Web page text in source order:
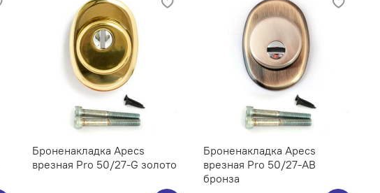
Броненакладка Apecs
врезная Pro 50/27-G золото
Броненакладка Apecs
врезная Pro 50/27-AB
бронза